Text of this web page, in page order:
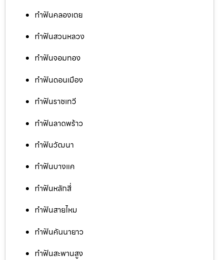
ทำฟันคลองเตย
ทำฟันสวนหลวง
ทำฟันจอมทอง
ทำฟันดอนเมือง
ทำฟันราชเทวี
ทำฟันลาดพร้าว
ทำฟันวัฒนา
ทำฟันบางแค
ทำฟันหลักสี่
ทำฟันสายไหม
ทำฟันคันนายาว
ทำฟันสะพานสูง